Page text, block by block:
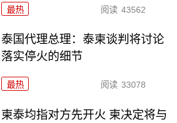
最热 阅读 43562
泰国代理总理：泰柬谈判将讨论
落实停火的细节
最热 阅读 33078
柬泰均指对方先开火 柬决定将与